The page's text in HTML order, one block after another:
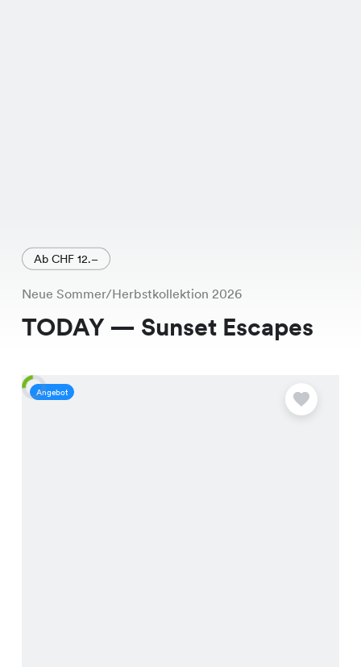
Ab CHF 12.–
Neue Sommer/Herbstkollektion 2026
TODAY — Sunset Escapes
Angebot